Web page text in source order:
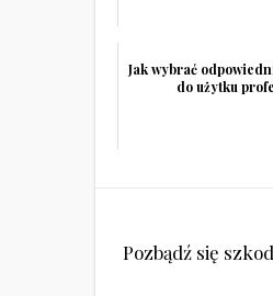
Jak wybrać
do użytku
Nawigacja
wpisu
Pozbądź się